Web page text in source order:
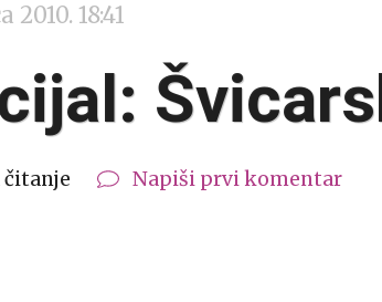
2010. 18:41
čitanje Napiši prvi komentar